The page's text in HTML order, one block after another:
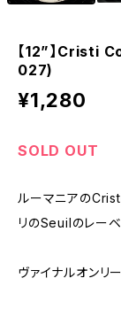
【12”】Cristi
027)
¥1,280
SOLD OUT
ルーマニアの
リのSeuilのレー
ヴァイナルオンリー